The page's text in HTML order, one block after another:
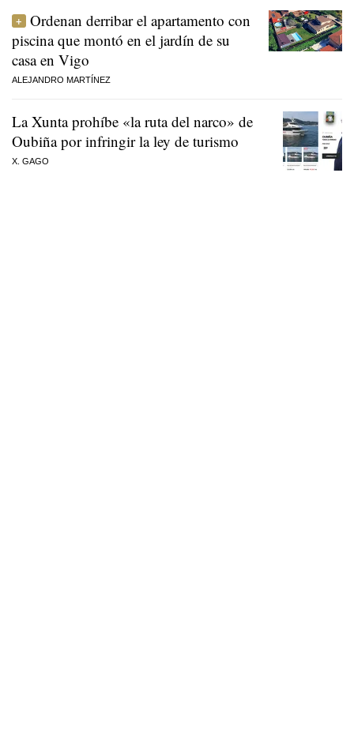
Ordenan derribar el apartamento con
piscina que montó en el jardín de su
casa en Vigo
ALEJANDRO MARTÍNEZ
La Xunta prohíbe «la ruta del narco» de
Oubiña por infringir la ley de turismo
X. GAGO